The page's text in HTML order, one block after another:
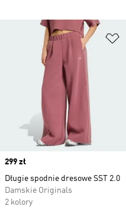
Price
299 zł
Długie spodnie dresowe SST 2.0
Damskie Originals
2 kolory